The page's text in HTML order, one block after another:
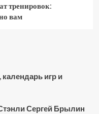
тренировок:
вам
игр и
Сергей Брылин